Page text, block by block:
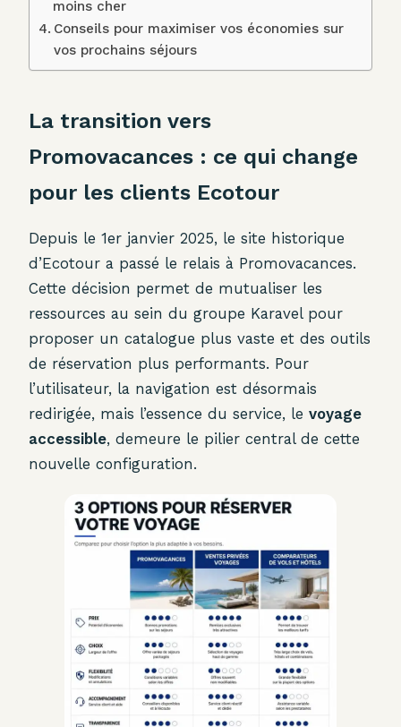
moins cher
Conseils pour maximiser vos économies sur
vos prochains séjours
La transition vers
Promovacances : ce qui change
pour les clients Ecotour
Depuis le 1er janvier 2025, le site historique
d’Ecotour a passé le relais à Promovacances.
Cette décision permet de mutualiser les
ressources au sein du groupe Karavel pour
proposer un catalogue plus vaste et des outils
de réservation plus performants. Pour
l’utilisateur, la navigation est désormais
redirigée, mais l’essence du service, le voyage
accessible, demeure le pilier central de cette
nouvelle configuration.